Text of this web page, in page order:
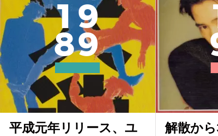
1 9
89
平成元年リリース、ユ
解散か